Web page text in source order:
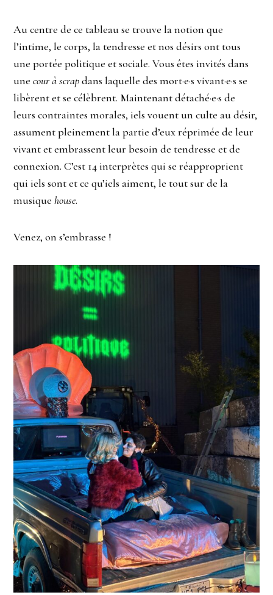
Au centre de ce tableau se trouve la notion que
l’intime, le corps, la tendresse et nos désirs ont tous
une portée politique et sociale. Vous êtes invités dans
unecour à scrapdans laquelle des mort·e·s vivant·e·s se
libèrent et se célèbrent. Maintenant détaché·e·s de
leurs contraintes morales, iels vouent un culte au désir,
assument pleinement la partie d’eux réprimée de leur
vivant et embrassent leur besoin de tendresse et de
connexion. C’est 14 interprètes qui se réapproprient
qui iels sont et ce qu’iels aiment, le tout sur de la
musiquehouse.
Venez, on s’embrasse !